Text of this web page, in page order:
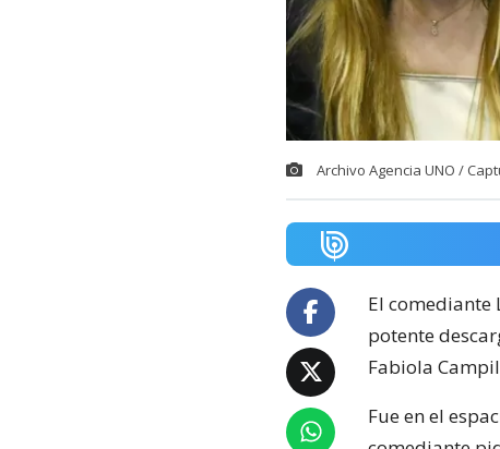
Archivo Agencia UNO /
El
potente
Fabiola
Fue en el